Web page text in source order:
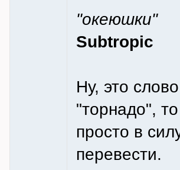
"океюшки"
Subtropic
Ну, это
"торнадо",
просто в
перевести.